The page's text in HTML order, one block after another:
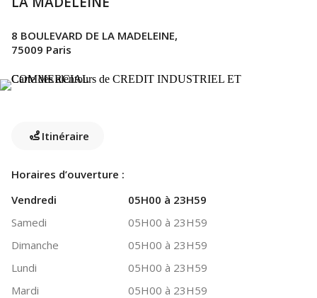
8 BOULEVARD DE LA MADELEINE,
75009 Paris
Itinéraire
Horaires d’ouverture :
Vendredi
05H00 à 23H59
Samedi
05H00 à 23H59
Dimanche
05H00 à 23H59
Lundi
05H00 à 23H59
Mardi
05H00 à 23H59